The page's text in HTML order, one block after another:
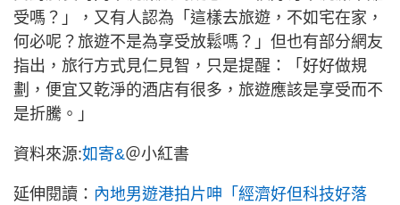
受嗎？」，又有人認為「這樣去旅遊，不如宅在家，
何必呢？旅遊不是為享受放鬆嗎？」但也有部分網友
指出，旅行方式見仁見智，只是提醒：「好好做規
劃，便宜又乾淨的酒店有很多，旅遊應該是享受而不
是折騰。」
資料來源:如寄&＠小紅書
延伸閱讀： 內地男遊港拍片呻「經濟好但科技好落